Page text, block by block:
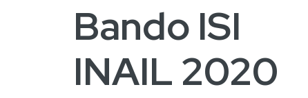
Bando ISI
INAIL 2020